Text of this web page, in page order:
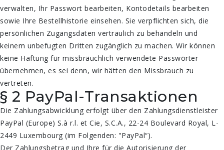
verwalten, Ihr Passwort bearbeiten, Kontodetails bearbeiten
sowie Ihre Bestellhistorie einsehen. Sie verpflichten sich, die
persönlichen Zugangsdaten vertraulich zu behandeln und
keinem unbefugten Dritten zugänglich zu machen. Wir können
keine Haftung für missbräuchlich verwendete Passwörter
übernehmen, es sei denn, wir hätten den Missbrauch zu
vertreten.
§ 2 PayPal-Transaktionen
Die Zahlungsabwicklung erfolgt über den Zahlungsdienstleister
PayPal (Europe) S.à r.l. et Cie, S.C.A., 22-24 Boulevard Royal, L-
2449 Luxembourg (im Folgenden: "PayPal“).
Der Zahlungsbetrag und Ihre für die Autorisierung der